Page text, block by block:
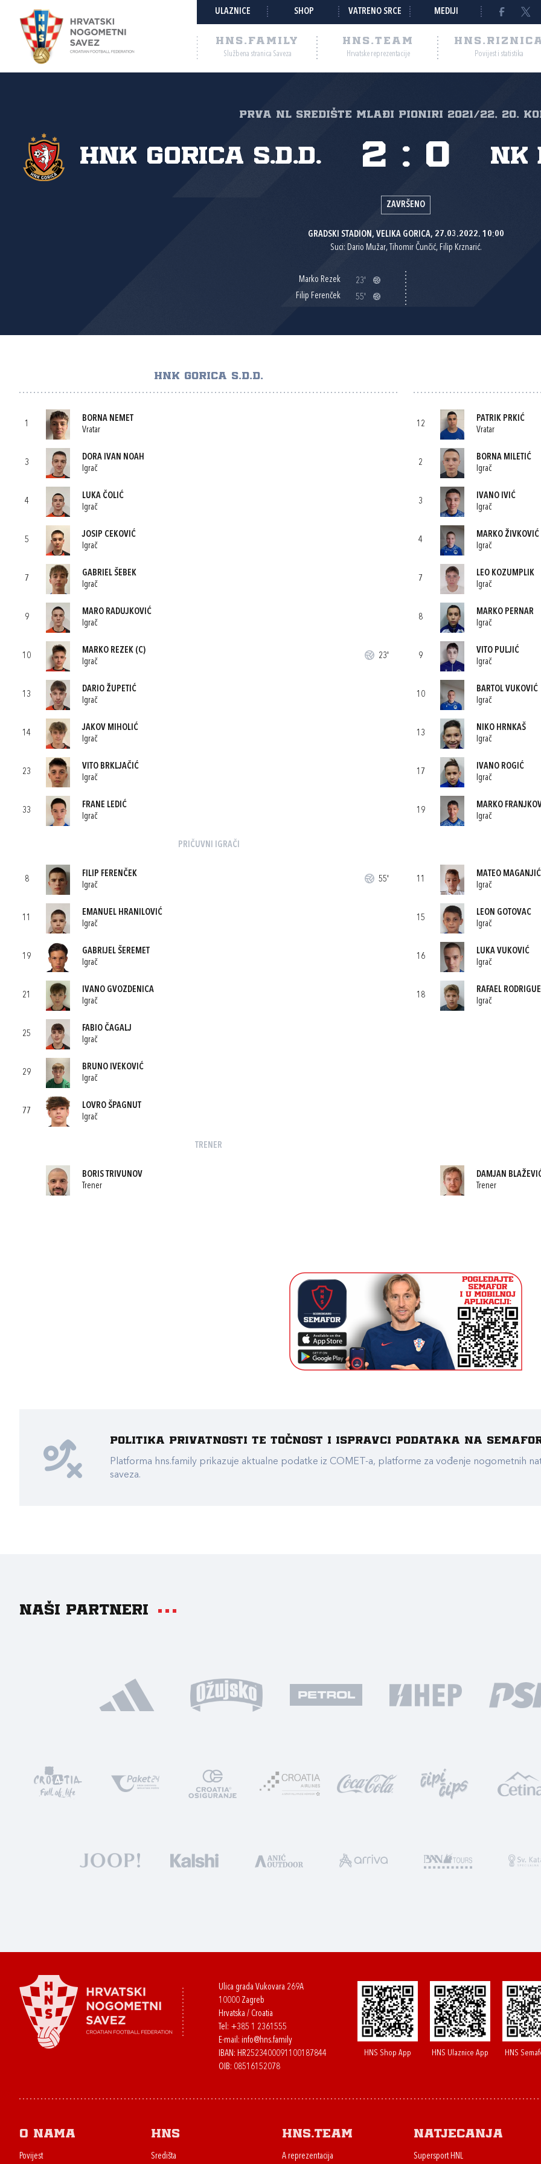
ULAZNICE SHOP VATRENO SRCE MEDIJI
HNS.FAMILY
Službena stranica Saveza
HNS.TEAM
Hrvatske reprezentacije Povijest i statistika
Prva NL Središte mlađi pioniri 2021/22, 20.
HNK Gorica s.d.d. NK
2 : 0
ZAVRŠENO
GRADSKI STADION, VELIKA GORICA, 27.03.2022. 10:00
Suci: Dario Mužar, Tihomir Čunčić, Filip Krznarić.
Marko Rezek
23'
Filip Ferenček
55'
HNK GORICA S.D.D.
1
BORNA NEMET
Vratar
3
DORA IVAN NOAH
Igrač
4
LUKA ČOLIĆ
Igrač
5
JOSIP CEKOVIĆ
Igrač
7
GABRIEL ŠEBEK
Igrač
9
MARO RADUJKOVIĆ
Igrač
10
MARKO REZEK (C)
Igrač
23'
13
DARIO ŽUPETIĆ
Igrač
14
JAKOV MIHOLIĆ
Igrač
23
VITO BRKLJAČIĆ
Igrač
33
FRANE LEDIĆ
Igrač
PRIČUVNI IGRAČI
8
FILIP FERENČEK
Igrač
55'
11
EMANUEL HRANILOVIĆ
Igrač
19
GABRIJEL ŠEREMET
Igrač
21
IVANO GVOZDENICA
Igrač
25
FABIO ČAGALJ
Igrač
29
BRUNO IVEKOVIĆ
Igrač
77
LOVRO ŠPAGNUT
Igrač
TRENER
BORIS TRIVUNOV
Trener
12
PATRIK PRKIĆ
Vratar
2
BORNA MILETIĆ
Igrač
3
IVANO IVIĆ
Igrač
4
MARKO ŽIVKOVIĆ
Igrač
7
LEO KOZUMPLIK
Igrač
8
MARKO PERNAR
Igrač
9
VITO PULJIĆ
Igrač
10
BARTOL VUKOVIĆ
Igrač
13
NIKO HRNKAŠ
Igrač
17
IVANO ROGIĆ
Igrač
19
MARKO
Igrač
11
MATEO MAGANJIĆ
Igrač
15
LEON GOTOVAC
Igrač
16
LUKA VUKOVIĆ
Igrač
18
RAFAEL
Igrač
DAMJAN
Trener
Politika privatnosti te točnost i ispravci podataka na
Platforma hns.family prikazuje aktualne podatke iz COMET-a, platforme za vođenje nogometnih
saveza.
Naši partneri
Ulica grada Vukovara 269A
10000 Zagreb
Hrvatska / Croatia
Tel: +385 1 2361555
E-mail: info@hns.family
IBAN: HR2523400091100187844
OIB: 08516152078
HNS Shop App HNS Ulaznice App HNS
O nama
Povijest
HNS
Središta
HNS.team
A reprezentacija
Natjecanja
Supersport HNL